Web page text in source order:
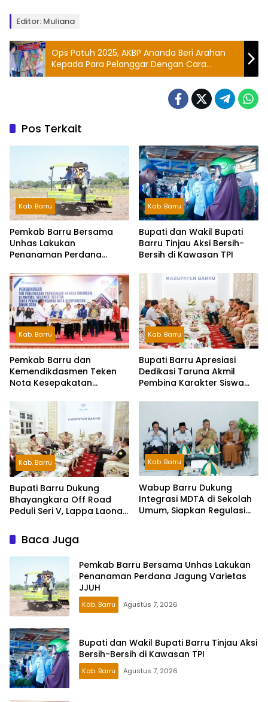
Editor: Muliana
Ops Patuh 2025, AKBP Ananda Beri Arahan
Kepada Para Pelanggar Dengan Cara
Humanis
Pos Terkait
Kab. Barru
Pemkab Barru Bersama
Unhas Lakukan
Penanaman Perdana
Kab. Barru
Bupati dan Wakil Bupati
Barru Tinjau Aksi Bersih-
Bersih di Kawasan TPI
Kab. Barru
Pemkab Barru dan
Kemendikdasmen Teken
Nota Kesepakatan
Indonesia dan Bahasa
Daerah
Kab. Barru
Bupati Barru Apresiasi
Dedikasi Taruna Akmil
Pembina Karakter Siswa
Kab. Barru
Bupati Barru Dukung
Bhayangkara Off Road
Peduli Seri V, Lappa Laona
Peserta
Kab. Barru
Wabup Barru Dukung
Integrasi MDTA di Sekolah
Umum, Siapkan Regulasi
Baca Juga
Pemkab Barru Bersama Unhas Lakukan
Penanaman Perdana Jagung Varietas
JJUH
Kab. Barru Agustus 7, 2026
Bupati dan Wakil Bupati Barru Tinjau Aksi
Bersih-Bersih di Kawasan TPI
Kab. Barru Agustus 7, 2026